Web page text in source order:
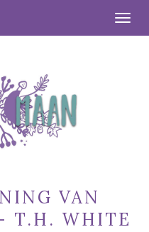
VAN
T.H. WHITE